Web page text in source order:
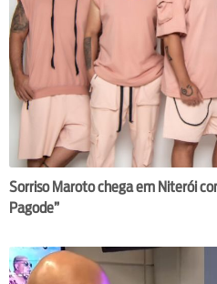
Sorriso Maroto chega em Niterói
Pagode”